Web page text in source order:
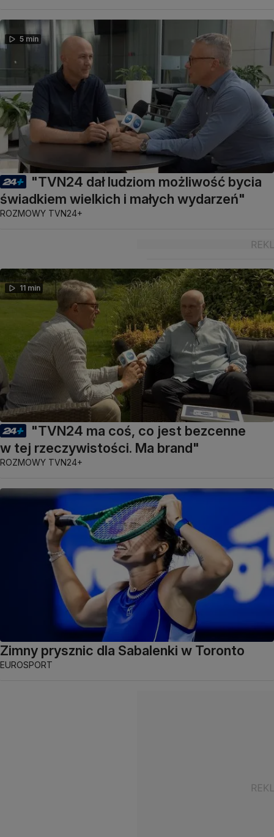
5 min
"TVN24 dał ludziom możliwość bycia
świadkiem wielkich i małych wydarzeń"
ROZMOWY TVN24+
11 min
"TVN24 ma coś, co jest bezcenne
w tej rzeczywistości. Ma brand"
ROZMOWY TVN24+
Zimny prysznic dla Sabalenki w Toronto
EUROSPORT